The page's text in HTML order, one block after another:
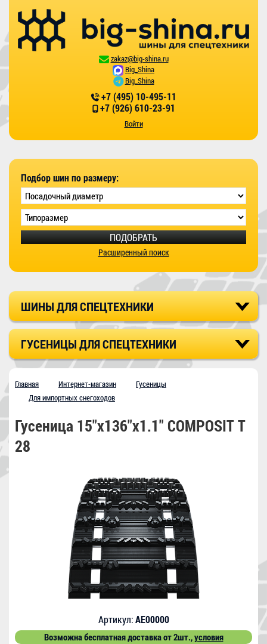
zakaz@big-shina.ru
Big_Shina
Big_Shina
+7 (495) 10-495-11
+7 (926) 610-23-91
Войти
ШИНЫ ДЛЯ СПЕЦТЕХНИКИ
ГУСЕНИЦЫ ДЛЯ СПЕЦТЕХНИКИ
Подбор шин по размеру:
ПОДОБРАТЬ
Расширенный поиск
Главная Интернет-магазин
Гусеницы
Для импортных снегоходов
Гусеница 15"х136"х1.1" COMPOSIT T
28
Артикул:АЕ00000
Возможна бесплатная доставка от 2шт.,условия